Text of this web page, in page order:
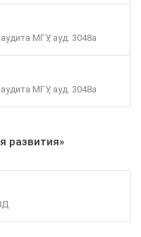
МГУ, ауд. 3048а
МГУ, ауд. 3048а
развития»